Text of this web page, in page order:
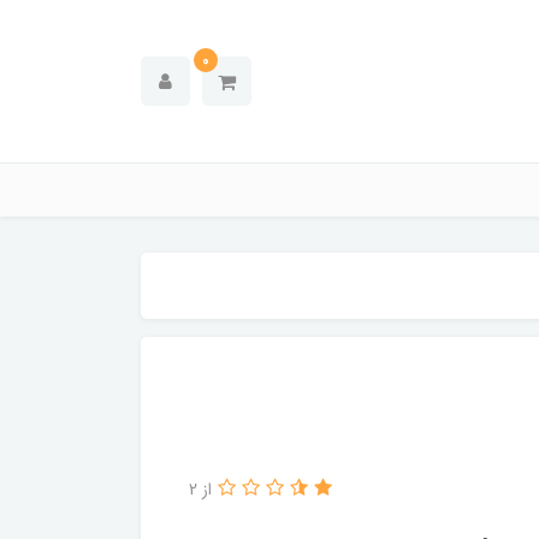
0
از 2